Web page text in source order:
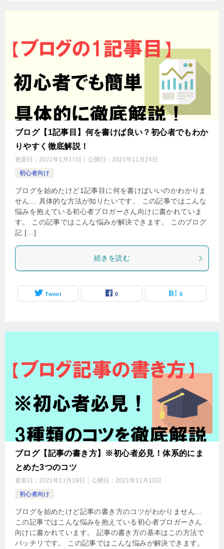
ブログ【1記事目】何を書けば良い？初心者でもわか
りやすく徹底解説！
更新日： 2022年1月17日 公開日： 2021年11月24日
初心者向け
ブログを始めたけど1記事目に何を書けばいいのかわかりま
せん… 具体的な方法が知りたいです。 この記事ではこんな
悩みを抱えている初心者ブロガーさん向けに書かれていま
す。 この記事ではこんな悩みが解決できます。 このブログ
記 […]
続きを読む
Tweet 0 0
ブログ【記事の書き方】※初心者必見！体系的にま
とめた3つのコツ
更新日： 2021年11月19日 公開日： 2021年11月10日
初心者向け
ブログを始めたけど記事の書き方のコツがわかりません…
この記事ではこんな悩みを抱えている初心者ブロガーさん
向けに書かれています。 記事の書き方の基本はこの方法で
バッチリです。 この記事ではこんな悩みが解決できます。